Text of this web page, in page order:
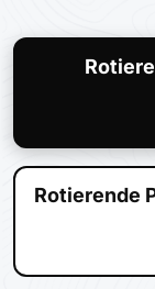
Rotierende